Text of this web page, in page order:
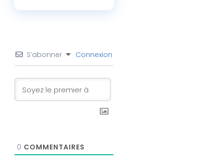
S’abonner Connexion
0 COMMENTAIRES